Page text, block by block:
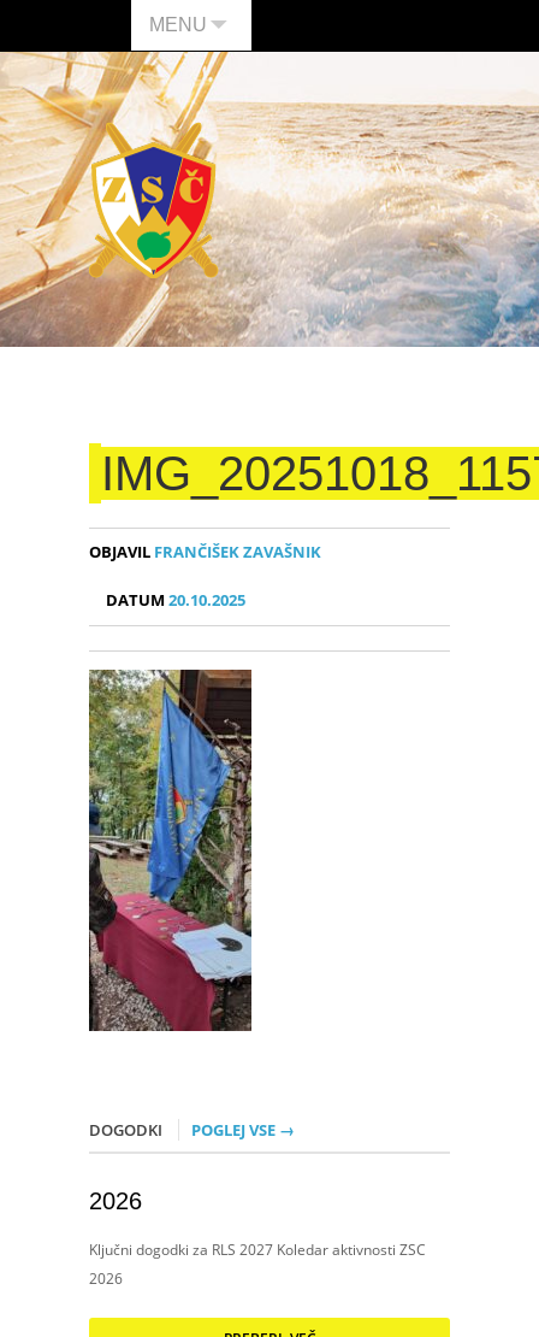
MENU
OBJAVIL FRANČIŠEK ZAVAŠNIK
DATUM20.10.2025
DOGODKI POGLEJ VSE →
2026
Ključni dogodki za RLS 2027 Koledar aktivnosti ZSC
2026